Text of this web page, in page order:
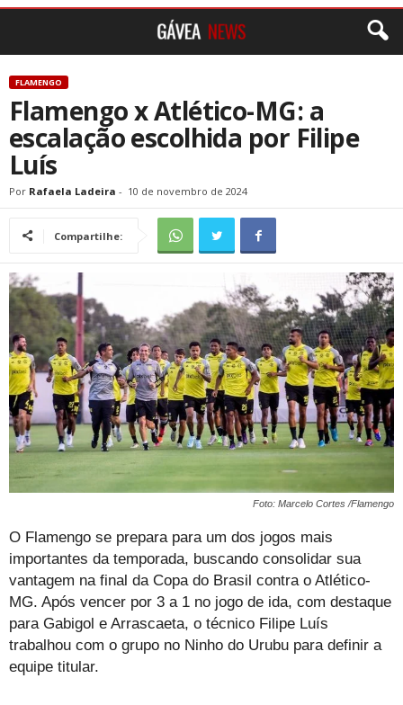
FLAMENGO
Flamengo x Atlético-MG: a
escalação escolhida por Filipe
Luís
Por Rafaela Ladeira - 10 de novembro de 2024
Compartilhe:
Foto: Marcelo Cortes /Flamengo
O Flamengo se prepara para um dos jogos mais
importantes da temporada, buscando consolidar sua
vantagem na final da Copa do Brasil contra o Atlético-
MG. Após vencer por 3 a 1 no jogo de ida, com destaque
para Gabigol e Arrascaeta, o técnico Filipe Luís
trabalhou com o grupo no Ninho do Urubu para definir a
equipe titular.